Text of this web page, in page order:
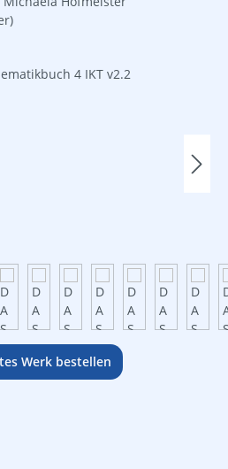
Werk bestellen